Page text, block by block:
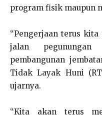
program fisik maupun
“Pengerjaan terus
jalan
pembangunan
Tidak Layak Huni
ujarnya.
“Kita akan terus